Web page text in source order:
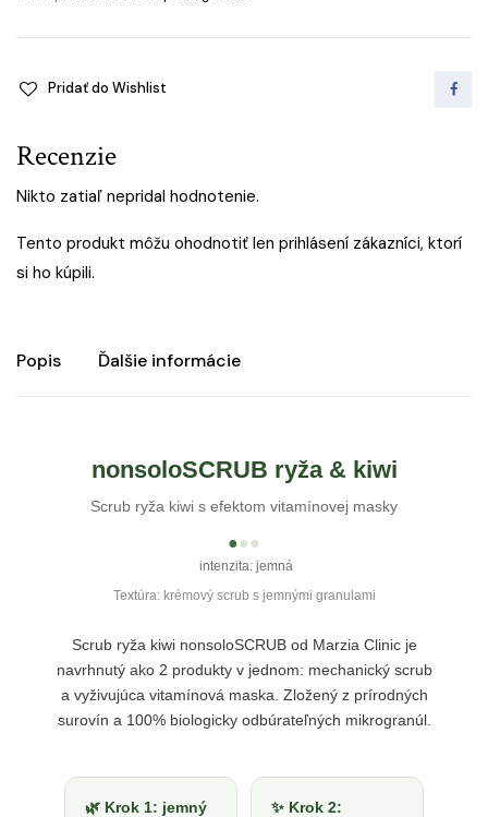
maska
quantity
Pridať do Wishlist
Recenzie
Nikto zatiaľ nepridal hodnotenie.
Tento produkt môžu ohodnotiť len prihlásení zákazníci, ktorí
si ho kúpili.
Popis Ďalšie informácie
nonsoloSCRUB ryža & kiwi
Scrub ryža kiwi s efektom vitamínovej masky
●●●
intenzita: jemná
Textúra: krémový scrub s jemnými granulami
Scrub ryža kiwi nonsoloSCRUB od Marzia Clinic je
navrhnutý ako 2 produkty v jednom: mechanický scrub
a vyživujúca vitamínová maska. Zložený z prírodných
surovín a 100% biologicky odbúrateľných mikrogranúl.
🌿 Krok 1: jemný
✨ Krok 2: